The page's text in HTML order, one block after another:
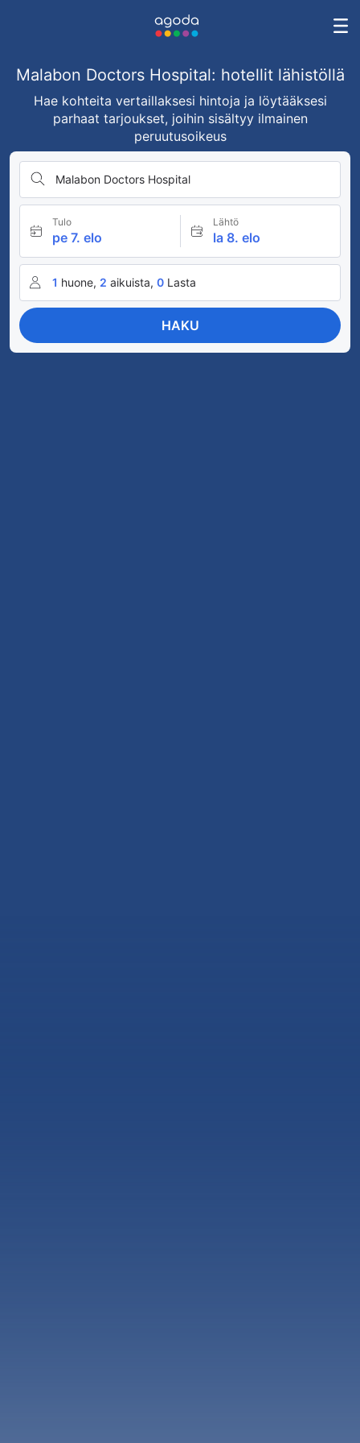
Malabon Doctors Hospital: hotellit lähistöllä
Hae kohteita vertaillaksesi hintoja ja löytääksesi
parhaat tarjoukset, joihin sisältyy ilmainen
peruutusoikeus
Malabon Doctors Hospital
Tulo
pe 7. elo
Lähtö
la 8. elo
1 huone, 2 aikuista, 0 Lasta
HAKU